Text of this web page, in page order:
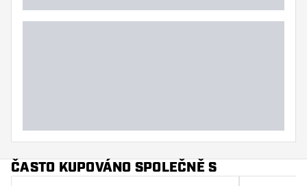
ČASTO KUPOVÁNO SPOLEČNĚ S